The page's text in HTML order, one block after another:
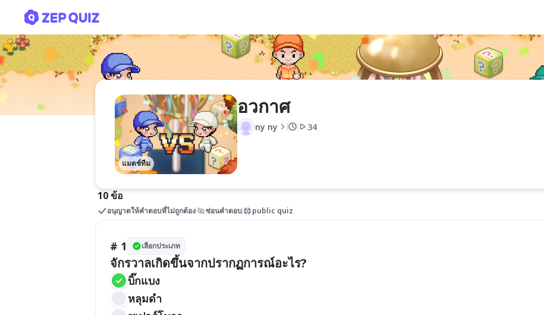
แมตช์ทีม
อวกาศ
ny ny 34
10 ข้อ
อนุญาตให้คำตอบที่ไม่ถูกต้อง ซ่อนคำตอบ public quiz
# 1 เลือกประเภท
จักรวาลเกิดขึ้นจากปรากฏการณ์อะไร?
บิ๊กแบง
หลุมดำ